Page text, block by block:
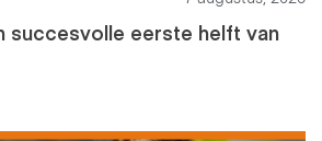
succesvolle eerste helft van